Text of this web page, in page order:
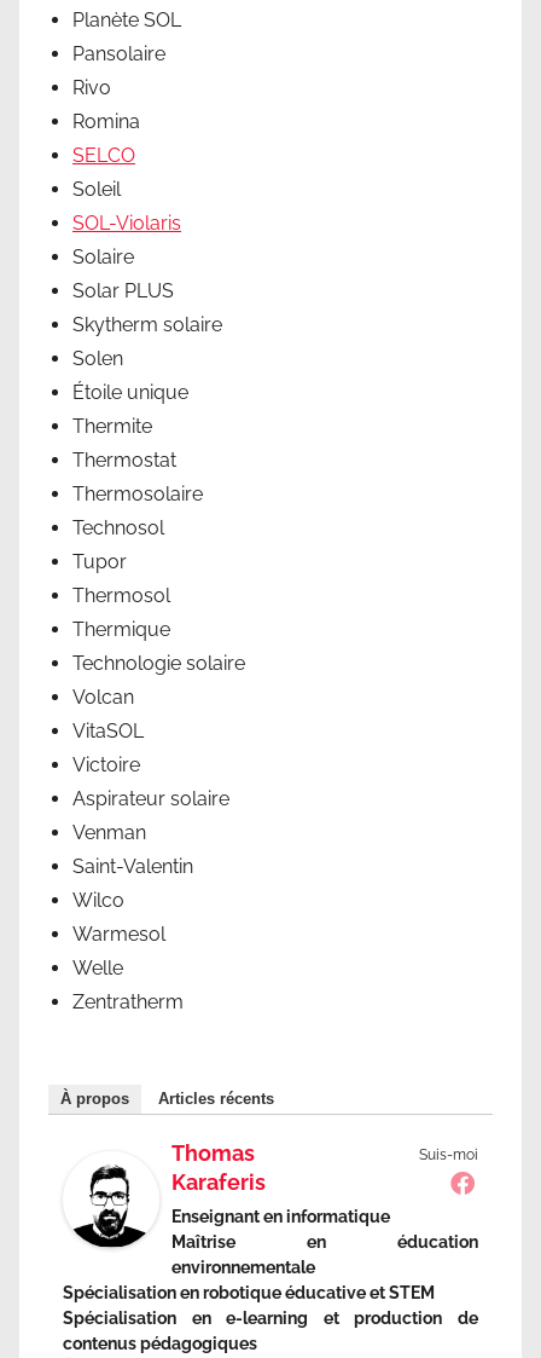
Planète SOL
Pansolaire
Rivo
Romina
SELCO
Soleil
SOL-Violaris
Solaire
Solar PLUS
Skytherm solaire
Solen
Étoile unique
Thermite
Thermostat
Thermosolaire
Technosol
Tupor
Thermosol
Thermique
Technologie solaire
Volcan
VitaSOL
Victoire
Aspirateur solaire
Venman
Saint-Valentin
Wilco
Warmesol
Welle
Zentratherm
À propos Articles récents
Suis-moi
Thomas
Karaferis
Enseignant en informatique
Maîtrise en éducation
environnementale
Spécialisation en robotique éducative et STEM
Spécialisation en e-learning et production de
contenus pédagogiques